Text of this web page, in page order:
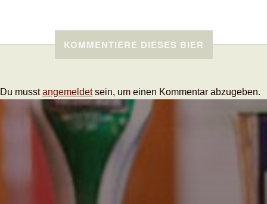
KOMMENTIERE DIESES BIER
Du musstangemeldetsein, um einen Kommentar abzugeben.